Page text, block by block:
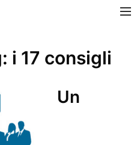
i 17 consigli
Un